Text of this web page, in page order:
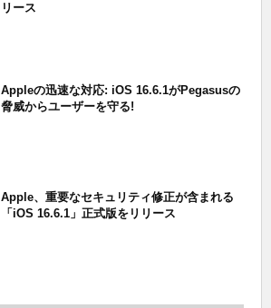
リース
Appleの迅速な対応: iOS 16.6.1がPegasusの
脅威からユーザーを守る!
Apple、重要なセキュリティ修正が含まれる
「iOS 16.6.1」正式版をリリース